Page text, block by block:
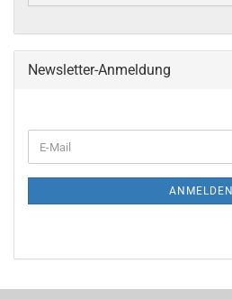
Newsletter-Anmeldung
ZUR
E-
Mail
ANMELDEN